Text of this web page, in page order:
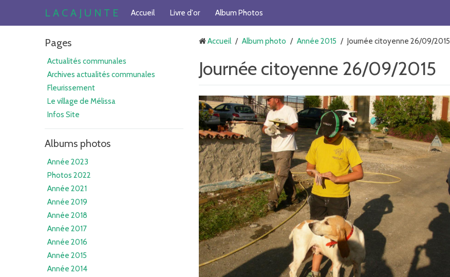
L A C A J U N T E Accueil Livre d'or Album Photos
Pages
Actualités communales
Archives actualités communales
Fleurissement
Le village de Mélissa
Infos Site
Albums photos
Année 2023
Photos 2022
Année 2021
Année 2019
Année 2018
Année 2017
Année 2016
Année 2015
Année 2014
Accueil / Album photo / Année 2015 / Journée citoyenne 26/09/2015
Journée citoyenne 26/09/2015